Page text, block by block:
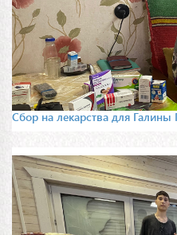
Сбор на лекарства для